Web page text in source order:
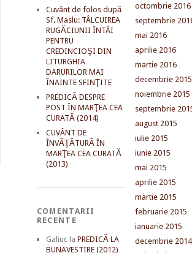
Cuvânt de folos după
Sf. Maslu: TÂLCUIREA
RUGĂCIUNII ÎNTÂI
PENTRU
CREDINCIOŞI DIN
LITURGHIA
DARURILOR MAI
ÎNAINTE SFINŢITE
PREDICĂ DESPRE
POST ÎN MARŢEA CEA
CURATĂ (2014)
CUVÂNT DE
ÎNVĂŢĂTURĂ ÎN
MARŢEA CEA CURATĂ
(2013)
COMENTARII
RECENTE
Galiucla PREDICĂ LA
BUNAVESTIRE (2012)
octombrie 2016
septembrie
mai 2016
aprilie 2016
martie 2016
decembrie 2015
noiembrie 2015
septembrie
august 2015
iulie 2015
iunie 2015
mai 2015
aprilie 2015
martie 2015
februarie 2015
ianuarie 2015
decembrie 2014